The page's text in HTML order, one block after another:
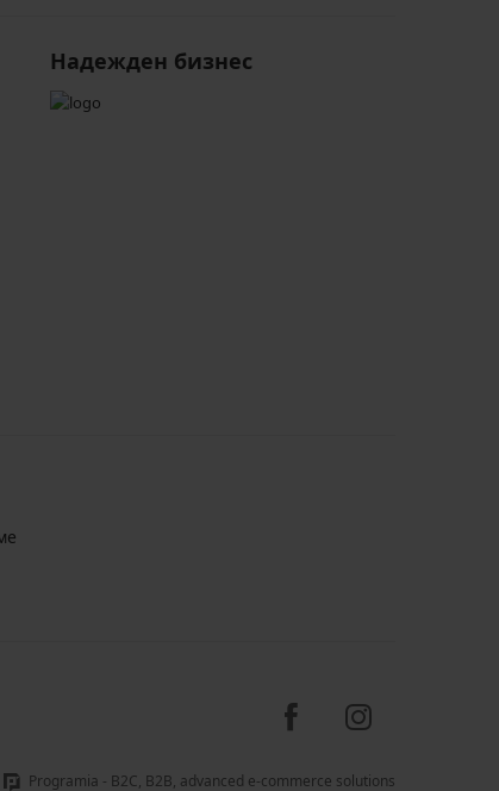
Надежден бизнес
Programia - B2C, B2B, advanced e-commerce solutions